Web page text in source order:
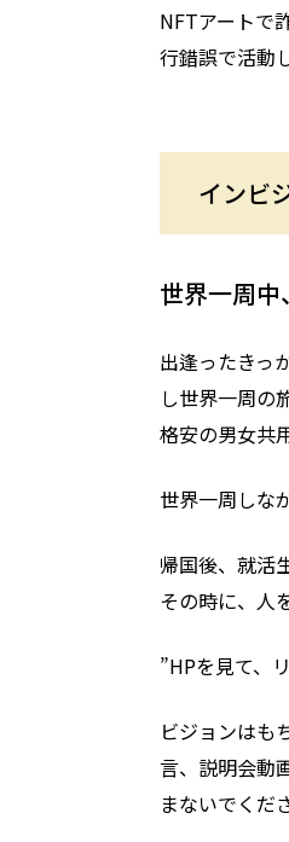
NFTアートで
行錯誤で活動
インビ
世界一周
出逢ったきっ
し世界一周の
格安の男女共
世界一周しな
帰国後、就活
その時に、人
”HPを見て、
ビジョンはも
言、説明会動
まないでくだ